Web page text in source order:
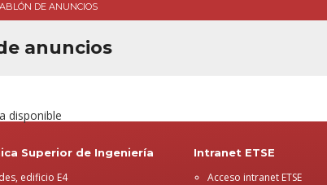
DE ANUNCIOS
anuncios
disponible
Superior de Ingeniería
edificio E4
Intranet ETSE
Acceso intranet ETSE